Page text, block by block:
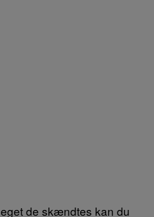
de skændtes kan du